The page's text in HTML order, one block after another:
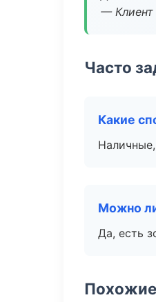
— Клиент
Часто
Какие
Можно
Да, есть
Похожие